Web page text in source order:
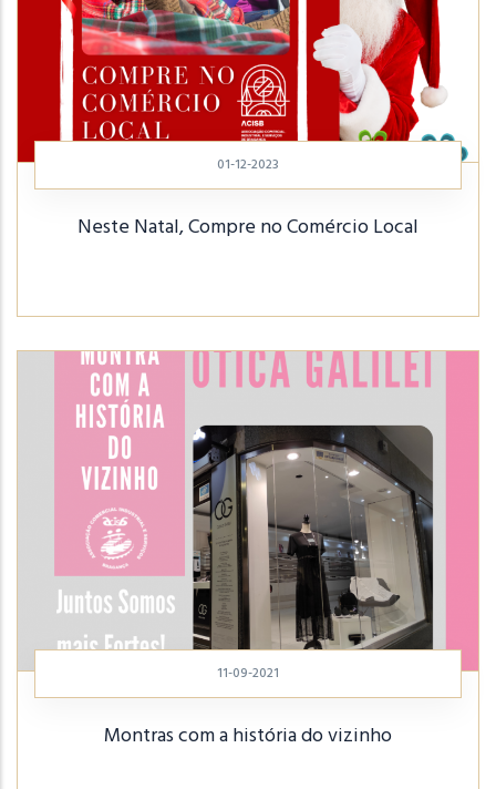
01-12-2023
Neste Natal, Compre no Comércio Local
11-09-2021
Montras com a história do vizinho